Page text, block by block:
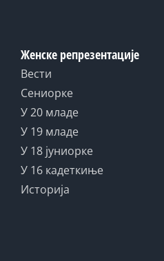
Женске репрезентације
Вести
Сениорке
У 20 младе
У 19 младе
У 18 јуниорке
У 16 кадеткиње
Историја